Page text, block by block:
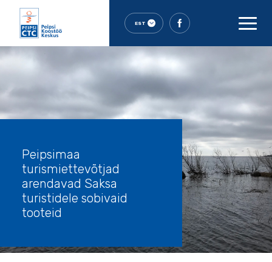
EST
Peipsimaa
turismiettevõtjad
arendavad Saksa
turistidele sobivaid
tooteid